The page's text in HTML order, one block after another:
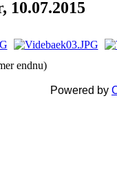
endnu)
Powered by